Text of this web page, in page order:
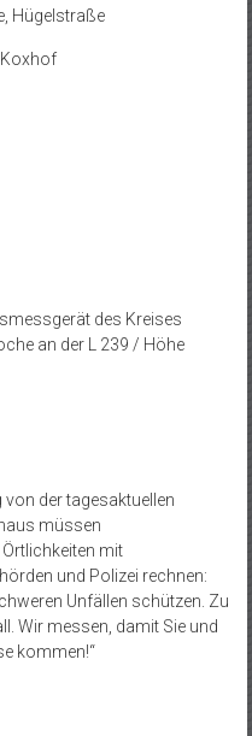
Hügelstraße
des Kreises
an der L 239 / Höhe
der tagesaktuellen
müssen
mit
und Polizei rechnen:
Unfällen schützen. Zu
Wir messen, damit Sie und
kommen!“